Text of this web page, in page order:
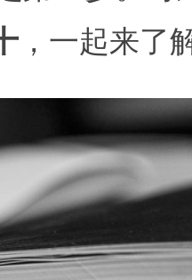
，一起来了